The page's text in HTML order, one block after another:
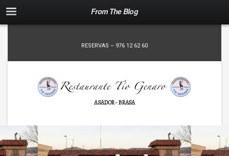
From The Blog
RESERVAS – 976 12 62 60
ASADOR - BRASA